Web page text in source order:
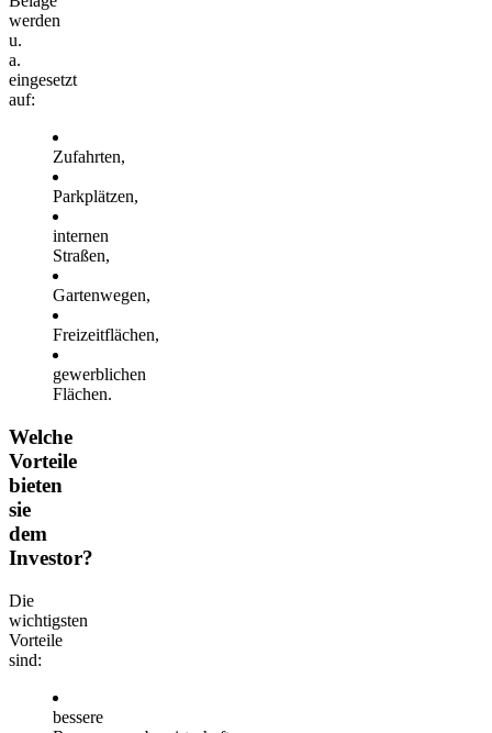
werden
u.
a.
eingesetzt
auf:
Zufahrten,
Parkplätzen,
internen
Straßen,
Gartenwegen,
Freizeitflächen,
gewerblichen
Flächen.
Welche
Vorteile
bieten
sie
dem
Investor?
Die
wichtigsten
Vorteile
sind:
bessere